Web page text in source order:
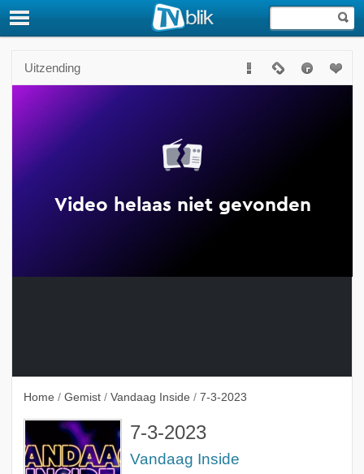
Uitzending
Home / Gemist / Vandaag Inside / 7-3-2023
7-3-2023
Vandaag Inside